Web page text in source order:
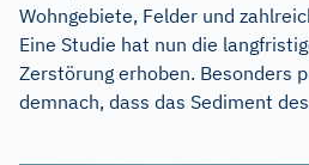
Wohngebiete, Felder und
Eine Studie hat nun die
Zerstörung erhoben. Besonders
demnach, dass das Sediment